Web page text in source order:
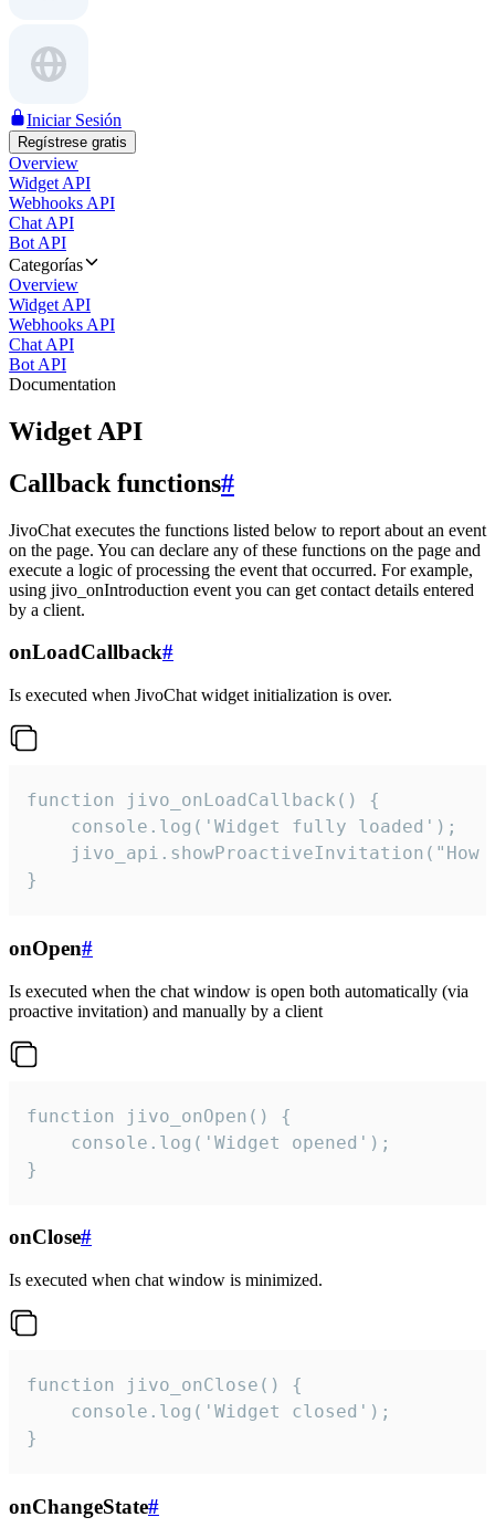
Iniciar Sesión
Regístrese gratis
Overview
Widget API
Webhooks API
Chat API
Bot API
Categorías
Overview
Widget API
Webhooks API
Chat API
Bot API
Documentation
Widget API
Callback functions#
JivoChat executes the functions listed below to report about an event
on the page. You can declare any of these functions on the page and
execute a logic of processing the event that occurred. For example,
using jivo_onIntroduction event you can get contact details entered
by a client.
onLoadCallback#
Is executed when JivoChat widget initialization is over.
function jivo_onLoadCallback() {
    console.log('Widget fully loaded');
jivo_api.showProactiveInvitation("How
}
onOpen#
Is executed when the chat window is open both automatically (via
proactive invitation) and manually by a client
function jivo_onOpen() {
    console.log('Widget opened');
}
onClose#
Is executed when chat window is minimized.
function jivo_onClose() {
    console.log('Widget closed');
}
onChangeState#